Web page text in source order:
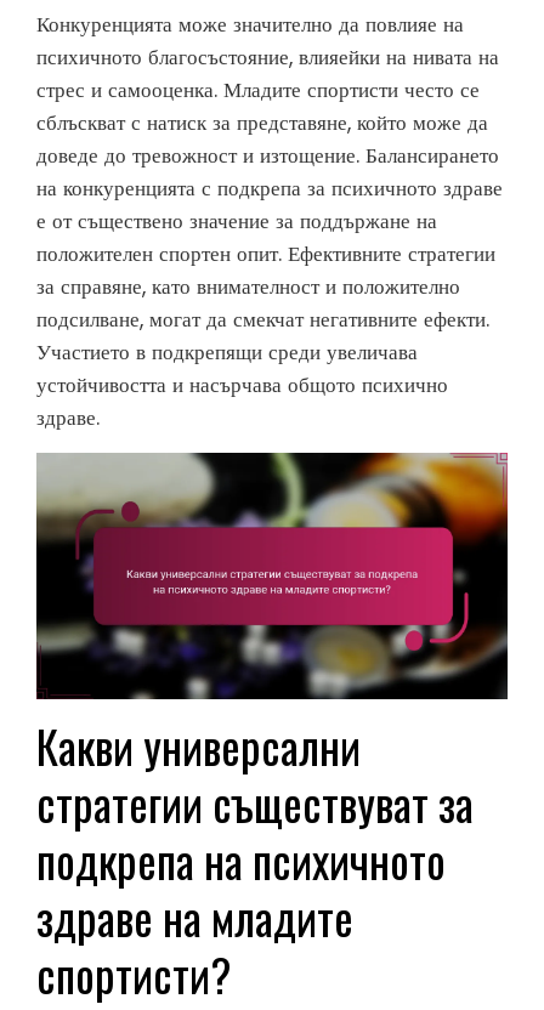
Конкуренцията може значително да повлияе на
психичното благосъстояние, влияейки на нивата на
стрес и самооценка. Младите спортисти често се
сблъскват с натиск за представяне, който може да
доведе до тревожност и изтощение. Балансирането
на конкуренцията с подкрепа за психичното здраве
е от съществено значение за поддържане на
положителен спортен опит. Ефективните стратегии
за справяне, като внимателност и положително
подсилване, могат да смекчат негативните ефекти.
Участието в подкрепящи среди увеличава
устойчивостта и насърчава общото психично
здраве.
Какви универсални
стратегии съществуват за
подкрепа на психичното
здраве на младите
спортисти?